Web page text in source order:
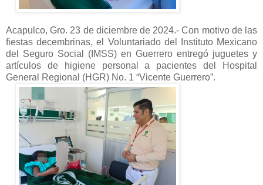
Acapulco, Gro. 23 de diciembre de 2024.- Con motivo de las
fiestas decembrinas, el Voluntariado del Instituto Mexicano
del Seguro Social (IMSS) en Guerrero entregó juguetes y
artículos de higiene personal a pacientes del Hospital
General Regional (HGR) No. 1 “Vicente Guerrero”.